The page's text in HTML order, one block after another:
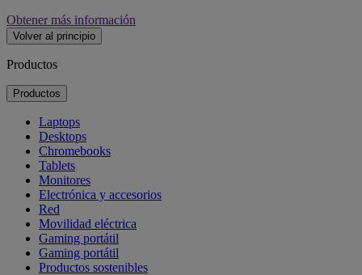
Obtener más información
Volver al principio
Productos
Productos
Laptops
Desktops
Chromebooks
Tablets
Monitores
Electrónica y accesorios
Red
Movilidad eléctrica
Gaming portátil
Gaming portátil
Productos sostenibles